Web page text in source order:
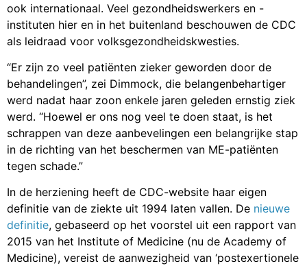
ook internationaal. Veel gezondheidswerkers en -
instituten hier en in het buitenland beschouwen de CDC
als leidraad voor volksgezondheidskwesties.
“Er zijn zo veel patiënten zieker geworden door de
behandelingen”, zei Dimmock, die belangenbehartiger
werd nadat haar zoon enkele jaren geleden ernstig ziek
werd. “Hoewel er ons nog veel te doen staat, is het
schrappen van deze aanbevelingen een belangrijke stap
in de richting van het beschermen van ME-patiënten
tegen schade.”
In de herziening heeft de CDC-website haar eigen
definitie van de ziekte uit 1994 laten vallen. De nieuwe
definitie, gebaseerd op het voorstel uit een rapport van
2015 van het Institute of Medicine (nu de Academy of
Medicine), vereist de aanwezigheid van ‘postexertionele